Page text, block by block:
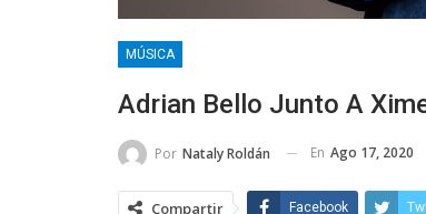
MÚSICA
Adrian Bello Junto A
Por Nataly Roldán En Ago 17, 2020
Compartir Facebook